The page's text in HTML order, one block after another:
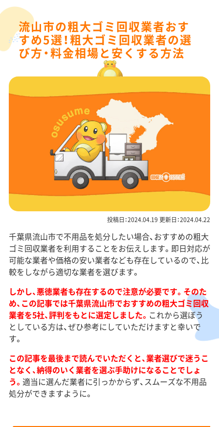
流山市の粗大ゴミ回収業者おす
すめ5選！粗大ゴミ回収業者の選
び方・料金相場と安くする方法
投稿日：2024.04.19 更新日：2024.04.22
千葉県流山市で不用品を処分したい場合、おすすめの粗大
ゴミ回収業者を利用することをお伝えします。即日対応が
可能な業者や価格の安い業者なども存在しているので、比
較をしながら適切な業者を選びます。
しかし、悪徳業者も存在するので注意が必要です。そのた
め、この記事では千葉県流山市でおすすめの粗大ゴミ回収
業者を5社、評判をもとに選定しました。 これから選ぼう
としている方は、ぜひ参考にしていただけますと幸いで
す。
この記事を最後まで読んでいただくと、業者選びで迷うこ
となく、納得のいく業者を選ぶ手助けになることでしょ
う。 適当に選んだ業者に引っかからず、スムーズな不用品
処分ができますように。